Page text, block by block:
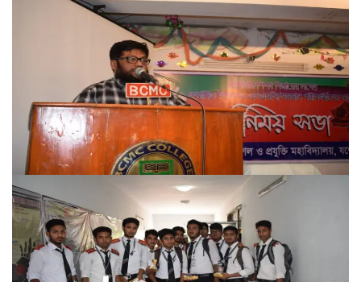
FACEBOOK PRIMARY PAGE
FACEBOOK SECONDARY PAGE
USEFUL LINKS